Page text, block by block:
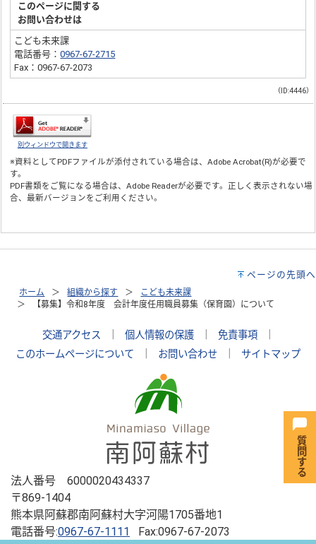
このページに関する
お問い合わせは
こども未来課
電話番号：0967-67-2715
Fax：0967-67-2073
（ID:4446）
別ウィンドウで開きます
※資料としてPDFファイルが添付されている場合は、Adobe Acrobat(R)が必要で
す。
PDF書類をご覧になる場合は、Adobe Readerが必要です。正しく表示されない場
合、最新バージョンをご利用ください。
ページの先頭へ
ホーム 組織から探す
こども未来課
【募集】令和8年度 会計年度任用職員募集（保育園）について
交通アクセス 個人情報の保護 免責事項
このホームページについて
お問い合わせ サイトマップ
法人番号 6000020434337
〒869-1404
熊本県阿蘇郡南阿蘇村大字河陽1705番地1
電話番号:0967-67-1111 Fax:0967-67-2073